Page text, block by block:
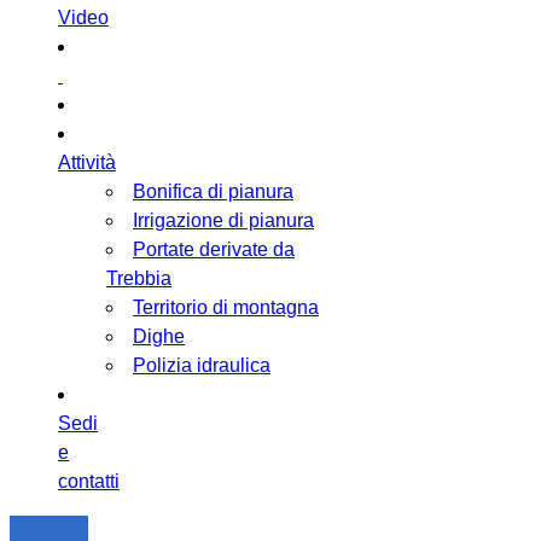
Video
Attività
Bonifica di pianura
Irrigazione di pianura
Portate derivate da
Trebbia
Territorio di montagna
Dighe
Polizia idraulica
Sedi
e
contatti